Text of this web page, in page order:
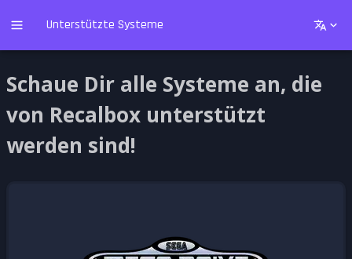
Unterstützte Systeme
Schaue Dir alle Systeme an, die
von Recalbox unterstützt
werden sind!